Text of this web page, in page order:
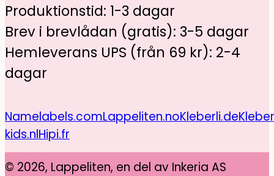
Produktionstid: 1-3 dagar
Brev i brevlådan (gratis): 3-5 dagar
Hemleverans UPS (från 69 kr): 2-4
dagar
Namelabels.comLappeliten.noKleberli.de
kids.nlHipi.fr
© 2026, Lappeliten, en del av Inkeria AS